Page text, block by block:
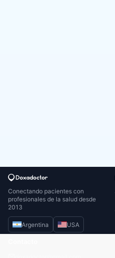
Conectando pacientes con
profesionales de la salud desde
2013
Argentina USA